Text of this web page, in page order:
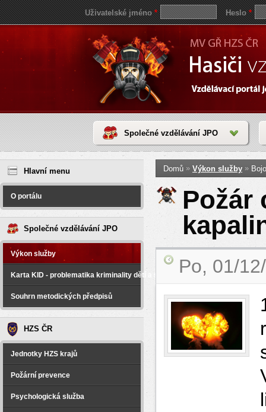
Uživatelské jméno* Heslo*
Společné vzdělávání JPO
Hlavní menu
O portálu
Společné vzdělávání JPO
Výkon služby
Karta KID - problematika kriminality dětí a spáchané na dětech
Souhrn metodických předpisů
HZS ČR
Jednotky HZS krajů
Požární prevence
Psychologická služba
Jste zde
Domů » Výkon služby »
Požár
Po, 01/
save
reddit
video
coloring
pages
love
horoscope
today